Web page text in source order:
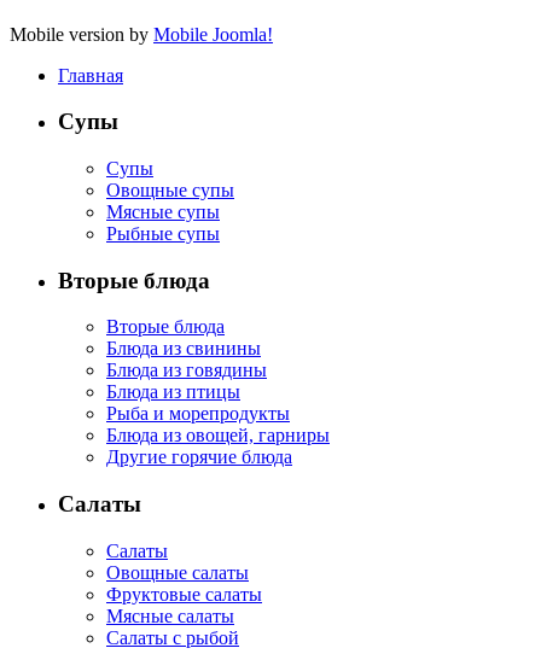
Mobile version by Mobile Joomla!
Главная
Супы
Супы
Овощные супы
Мясные супы
Рыбные супы
Вторые блюда
Вторые блюда
Блюда из свинины
Блюда из говядины
Блюда из птицы
Рыба и морепродукты
Блюда из овощей, гарниры
Другие горячие блюда
Салаты
Салаты
Овощные салаты
Фруктовые салаты
Мясные салаты
Салаты с рыбой